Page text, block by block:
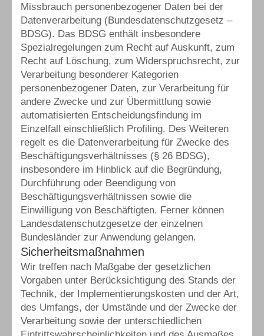
Missbrauch personenbezogener Daten bei der
Datenverarbeitung (Bundesdatenschutzgesetz –
BDSG). Das BDSG enthält insbesondere
Spezialregelungen zum Recht auf Auskunft, zum
Recht auf Löschung, zum Widerspruchsrecht, zur
Verarbeitung besonderer Kategorien
personenbezogener Daten, zur Verarbeitung für
andere Zwecke und zur Übermittlung sowie
automatisierten Entscheidungsfindung im
Einzelfall einschließlich Profiling. Des Weiteren
regelt es die Datenverarbeitung für Zwecke des
Beschäftigungsverhältnisses (§ 26 BDSG),
insbesondere im Hinblick auf die Begründung,
Durchführung oder Beendigung von
Beschäftigungsverhältnissen sowie die
Einwilligung von Beschäftigten. Ferner können
Landesdatenschutzgesetze der einzelnen
Bundesländer zur Anwendung gelangen.
Sicherheitsmaßnahmen
Wir treffen nach Maßgabe der gesetzlichen
Vorgaben unter Berücksichtigung des Stands der
Technik, der Implementierungskosten und der Art,
des Umfangs, der Umstände und der Zwecke der
Verarbeitung sowie der unterschiedlichen